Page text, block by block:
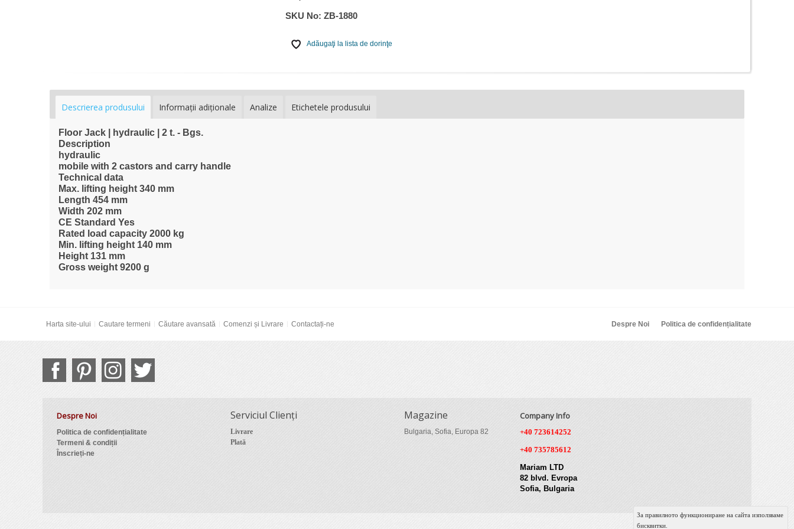
SKU No:ZB-1880
Adăugaţi la lista de dorinţe
Descrierea produsului Informaţii adiţionale Analize Etichetele produsului
Floor Jack | hydraulic | 2 t. - Bgs.
Description
hydraulic
mobile with 2 castors and carry handle
Technical data
Max. lifting height 340 mm
Length 454 mm
Width 202 mm
CE Standard Yes
Rated load capacity 2000 kg
Min. lifting height 140 mm
Height 131 mm
Gross weight 9200 g
Harta site-ului Cautare termeni Căutare avansată Comenzi și Livrare Contactați-ne Despre Noi Politica de confidențialitate
Despre Noi
Politica de confidențialitate
Termeni & condiții
Înscrieți-ne
Serviciul Clienți
Livrare
Plată
Magazine
Bulgaria, Sofia, Europa 82
Company Info
+40 723614252
+40 735785612
Mariam LTD
82 blvd. Evropa
Sofia, Bulgaria
За правилното функциониране на сайта използваме
бисквитки.